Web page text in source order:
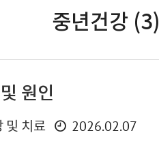
중년건강 (3)
원인
및 치료
2026.02.07